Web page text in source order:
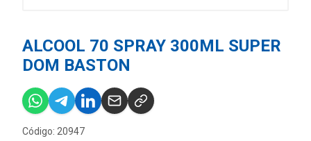
ALCOOL 70 SPRAY 300ML SUPER
DOM BASTON
Código: 20947